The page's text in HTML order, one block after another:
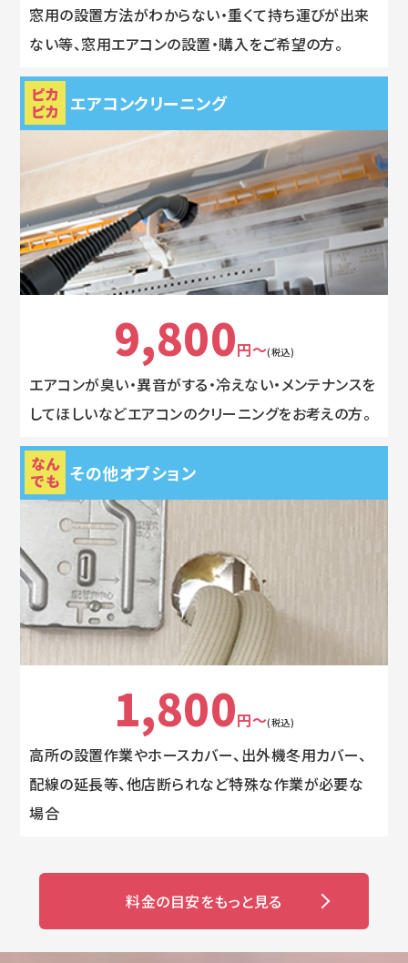
窓用の設置方法がわからない・重くて持ち運びが出来
ない等、窓用エアコンの設置・購入をご希望の方。
ピカ
ピカ エアコンクリーニング
9,800円～(税込)
エアコンが臭い・異音がする・冷えない・メンテナンスを
してほしいなどエアコンのクリーニングをお考えの方。
なん
でも その他オプション
1,800円～(税込)
高所の設置作業やホースカバー、出外機冬用カバー、
配線の延長等、他店断られなど特殊な作業が必要な
場合
料金の目安をもっと見る